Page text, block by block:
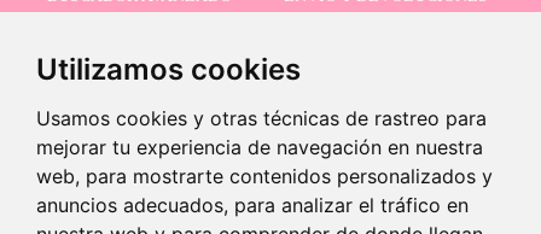
Utilizamos cookies
Usamos cookies y otras técnicas de rastreo para
mejorar tu experiencia de navegación en nuestra
web, para mostrarte contenidos personalizados y
anuncios adecuados, para analizar el tráfico en
RECIBE NUESTRAS ÚLTIMAS NOVEDADES